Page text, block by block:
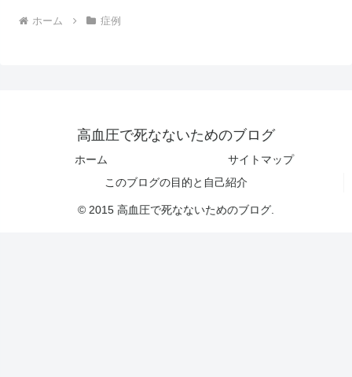
ホーム 症例
高血圧で死なないためのブログ
ホーム
サイトマップ
このブログの目的と自己紹介
© 2015 高血圧で死なないためのブログ.